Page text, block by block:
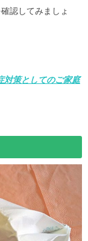
認してみましょ
対策としてのご家庭